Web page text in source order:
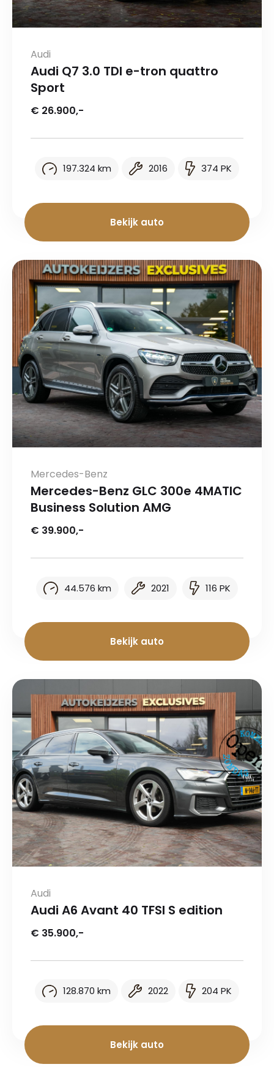
Audi
Audi Q7 3.0 TDI e-tron quattro
Sport
€ 26.900,-
197.324 km 2016 374 PK
Bekijk auto
Mercedes-Benz
Mercedes-Benz GLC 300e 4MATIC
Business Solution AMG
€ 39.900,-
44.576 km 2021 116 PK
Bekijk auto
Audi
Audi A6 Avant 40 TFSI S edition
€ 35.900,-
128.870 km 2022 204 PK
Bekijk auto